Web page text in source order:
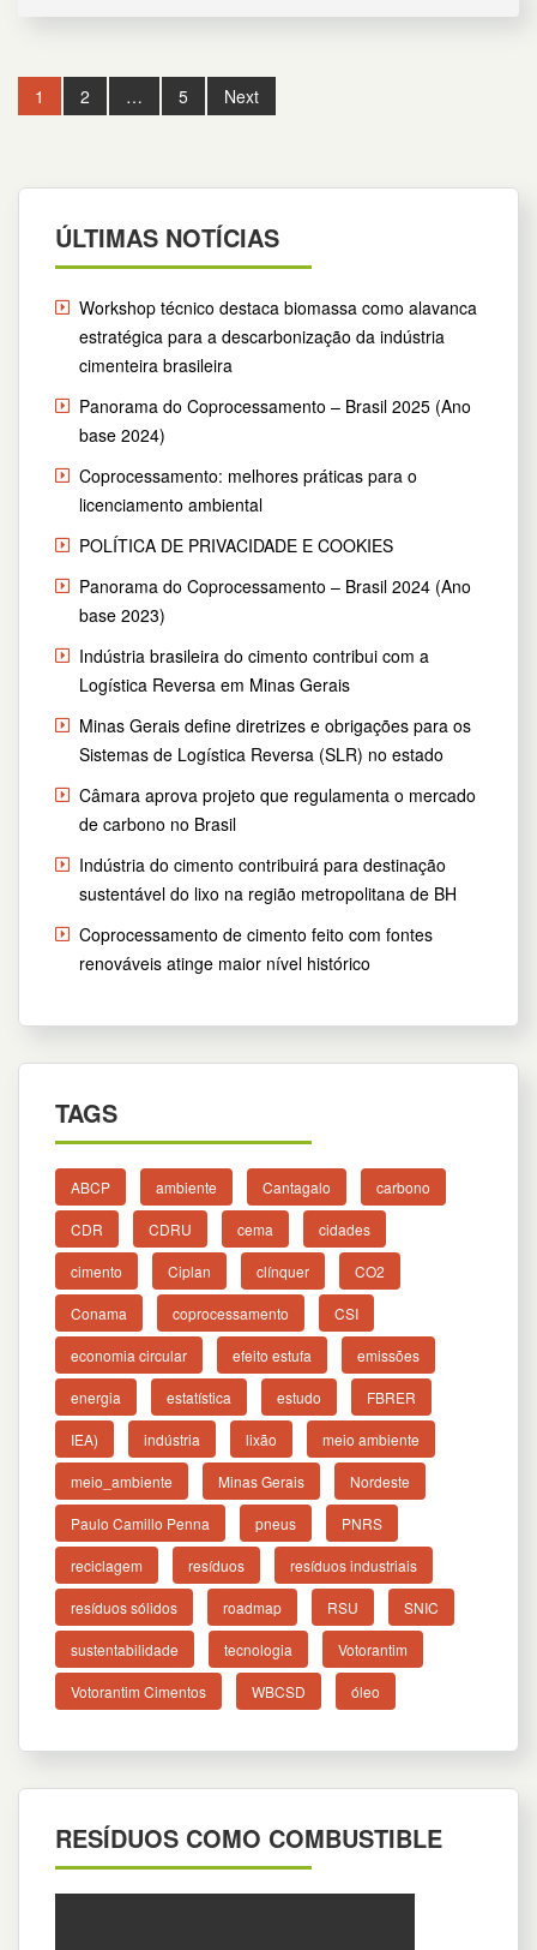
Post
1 2 … 5 Next
ÚLTIMAS NOTÍCIAS
Workshop técnico destaca biomassa como alavanca
estratégica para a descarbonização da indústria
cimenteira brasileira
Panorama do Coprocessamento – Brasil 2025 (Ano
base 2024)
Coprocessamento: melhores práticas para o
licenciamento ambiental
POLÍTICA DE PRIVACIDADE E COOKIES
Panorama do Coprocessamento – Brasil 2024 (Ano
base 2023)
Indústria brasileira do cimento contribui com a
Logística Reversa em Minas Gerais
Minas Gerais define diretrizes e obrigações para os
Sistemas de Logística Reversa (SLR) no estado
Câmara aprova projeto que regulamenta o mercado
de carbono no Brasil
Indústria do cimento contribuirá para destinação
sustentável do lixo na região metropolitana de BH
Coprocessamento de cimento feito com fontes
renováveis atinge maior nível histórico
TAGS
ABCP ambiente Cantagalo carbono
CDR CDRU cema cidades
cimento Ciplan clínquer CO2
Conama coprocessamento CSI
economia circular efeito estufa emissões
energia estatística estudo FBRER
IEA) indústria lixão meio ambiente
meio_ambiente Minas Gerais Nordeste
Paulo Camillo Penna pneus PNRS
reciclagem resíduos resíduos industriais
resíduos sólidos roadmap RSU SNIC
sustentabilidade tecnologia Votorantim
Votorantim Cimentos WBCSD óleo
RESÍDUOS COMO COMBUSTIBLE